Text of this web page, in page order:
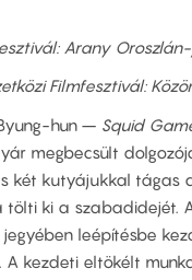
Arany
Filmfesztivál:
hun – Squid
megbecsült
két kutyájukkal tágas
tölti ki a szabadidejét.
leépítésbe
kezdeti eltökélt